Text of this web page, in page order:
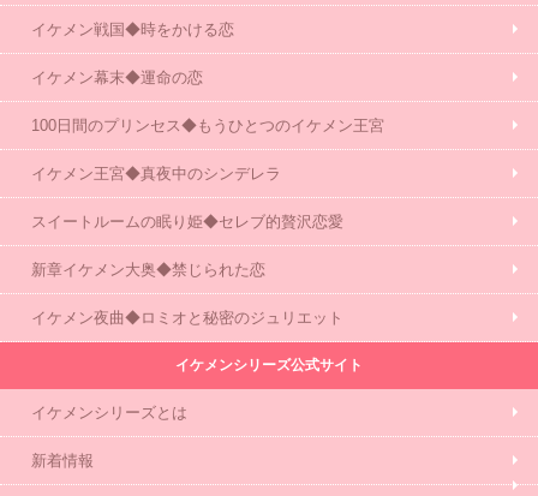
イケメン戦国◆時をかける恋
イケメン幕末◆運命の恋
100日間のプリンセス◆もうひとつのイケメン王宮
イケメン王宮◆真夜中のシンデレラ
スイートルームの眠り姫◆セレブ的贅沢恋愛
新章イケメン大奥◆禁じられた恋
イケメン夜曲◆ロミオと秘密のジュリエット
イケメンシリーズ公式サイト
イケメンシリーズとは
新着情報